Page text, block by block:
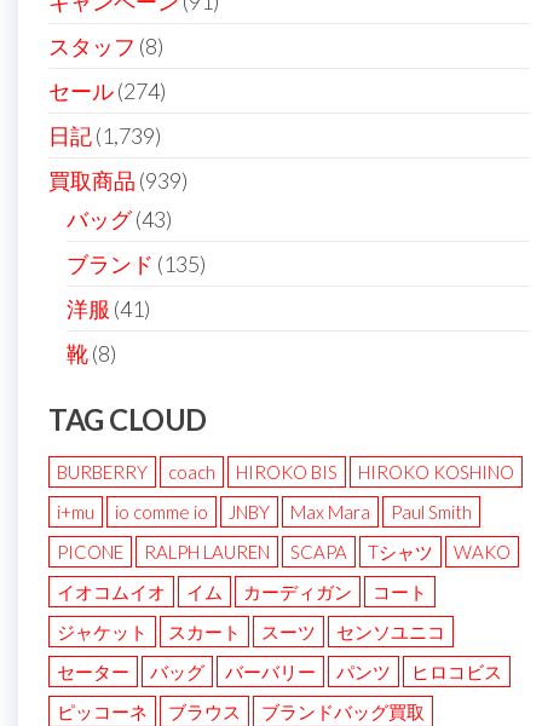
スタッフ (8)
セール(274)
日記(1,739)
買取商品 (939)
バッグ(43)
ブランド (135)
洋服 (41)
靴(8)
TAG CLOUD
BURBERRY coach HIROKO BIS
HIROKO KOSHINO
i+mu
io comme io JNBY Max Mara
Paul Smith
PICONE
RALPH LAUREN SCAPA Tシャツ
WAKO
イオコムイオ
イム カーディガン
コート
ジャケット
スカート スーツ
センソユニコ
セーター
バッグ バーバリー パンツ
ヒロコビス
ピッコーネ
ブラウス
ブランドバッグ買取